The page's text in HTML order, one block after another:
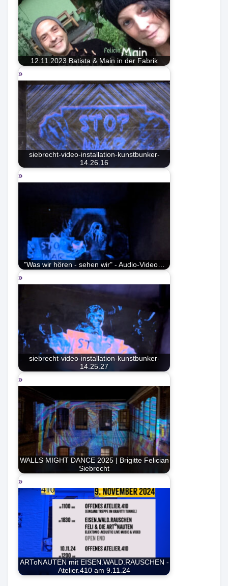
12.11.2023 Batista & Main in der Fabrik
siebrecht-video-installation-kunstbunker-
14.26.16
"Was wir hören - sehen wir" - Audio-Video…
siebrecht-video-installation-kunstbunker-
14.25.27
WALLS MIGHT DANCE 2025 | Brigitte Felician
Siebrecht
ARToNAUTEN mit EISEN.WALD.RAUSCHEN -
Atelier.410 am 9.11.24